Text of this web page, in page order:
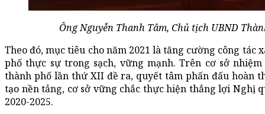
Ông Nguyễn Thanh Tâm, Chủ tịch UBND
Theo đó, mục tiêu cho năm 2021 là tăng cường công
phố thực sự trong sạch, vững mạnh. Trên cơ sở
thành phố lần thứ XII đề ra, quyết tâm phấn đấu hoàn
tạo nền tảng, cơ sở vững chắc thực hiện thắng lợi Nghị
2020-2025.